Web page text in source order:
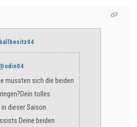
@odin04
müssten sich die beiden
tolles
dieser Saison
beiden